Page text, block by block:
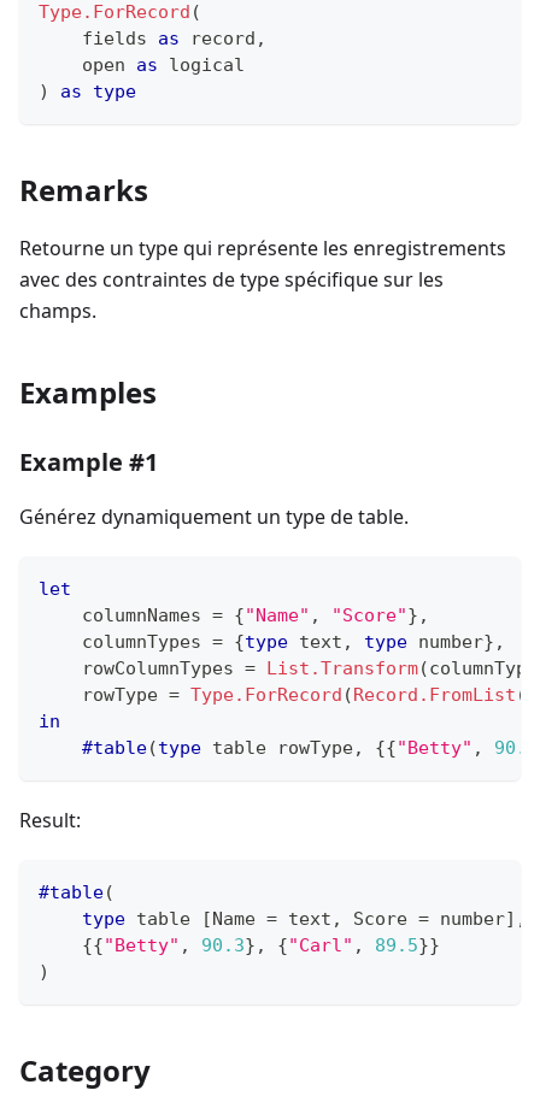
Type.ForRecord (
    fields
as record ,
    open
as
logical
)
as type
Remarks
Retourne un type qui représente les enregistrements
avec des contraintes de type spécifique sur les
champs.
Examples
Example #1
Générez dynamiquement un type de table.
let
    columnNames
= {"Name" , "Score"} ,
    columnTypes
= {type text , type number} ,
    rowColumnTypes
= List.Transform(
    rowType
= Type.ForRecord (Record.FromList (
in
#table(type table rowType, {{"Betty" , 90.3
Result:
#table(
type table [Name = text , Score = number] ,
{{"Betty" , 90.3} , {"Carl" , 89.5}}
)
Category